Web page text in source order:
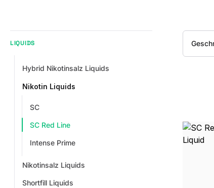
LIQUIDS
Hybrid Nikotinsalz Liquids
Nikotin Liquids
SC
SC Red Line
Intense Prime
Nikotinsalz Liquids
Shortfill Liquids